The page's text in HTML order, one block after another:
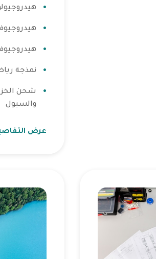
نمذجة
شحن
والسيول
عرض